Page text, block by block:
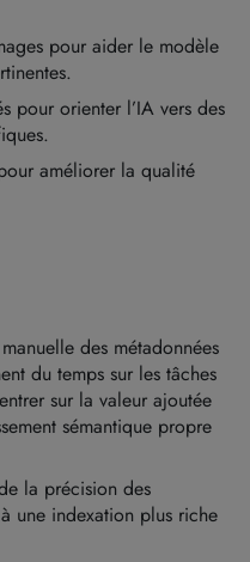
pour aider le modèle
pour orienter l’IA vers des
améliorer la qualité
des métadonnées
du temps sur les tâches
sur la valeur ajoutée
sémantique propre
la précision des
une indexation plus riche